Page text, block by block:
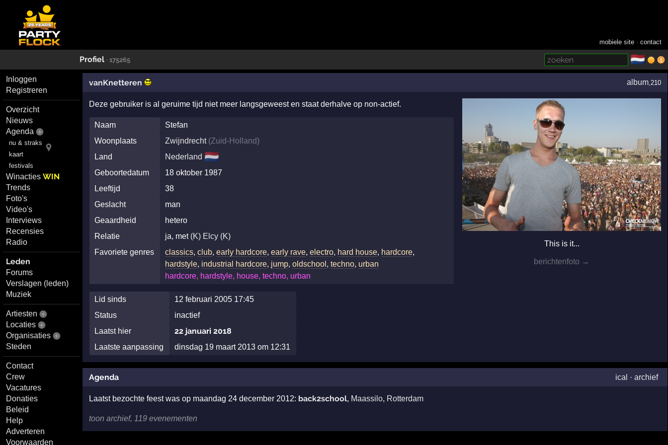
mobiele site ·contact
Profiel · 175265 🇳🇱
Inloggen
Registreren
Overzicht
Nieuws
Agenda
nu & straks
kaart
festivals
WinactiesWIN
Trends
Foto's
Video's
Interviews
Recensies
Radio
Leden
Forums
Verslagen (leden)
Muziek
Artiesten
Locaties
Organisaties
Steden
Contact
Crew
Vacatures
Donaties
Beleid
Help
Adverteren
Voorwaarden
vanKnetteren album ,210
This is it...
berichtenfoto →
Deze gebruiker is al geruime tijd niet meer langsgeweest en staat derhalve op non-actief.
Naam
Stefan
Woonplaats
Zwijndrecht (Zuid-Holland)
Land
Nederland 🇳🇱
Geboortedatum
18 oktober 1987
Leeftijd
38
Geslacht
man
Geaardheid
hetero
Relatie
ja, met (K) Elcy (K)
Favoriete genres
classics,club,early hardcore,early rave,electro, hard house, hardcore,
hardstyle, industrial hardcore, jump,oldschool ,techno, urban
hardcore, hardstyle, house, techno, urban
Lid sinds
12 februari 2005 17:45
Status
inactief
Laatst hier
22 januari 2018
Laatste aanpassing dinsdag 19 maart 2013 om 12:31
Agenda ical · archief
Laatst bezochte feest was op maandag 24 december 2012: back2school, Maassilo, Rotterdam
toon archief, 119 evenementen